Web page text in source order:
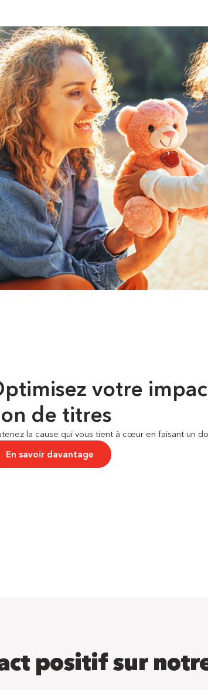
votre
de titres
la cause qui vous tient à cœur en faisant un
En savoir davantage
positif sur